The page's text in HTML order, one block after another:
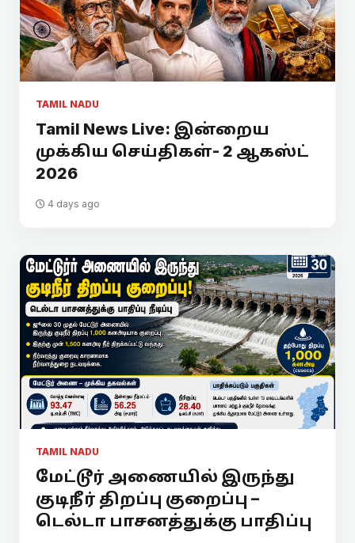
TAMIL NADU
Tamil News Live: இன்றைய
முக்கிய செய்திகள்- 2 ஆகஸ்ட்
2026
4 days ago
TAMIL NADU
மேட்டூர் அணையில் இருந்து
குடிநீர் திறப்பு குறைப்பு –
டெல்டா பாசனத்துக்கு பாதிப்பு